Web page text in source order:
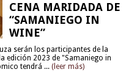
CENA MARIDADA DE
“SAMANIEGO IN
WINE”
serán los participantes de la
edición 2023 de "Samaniego in
tendrá ... (leer más)